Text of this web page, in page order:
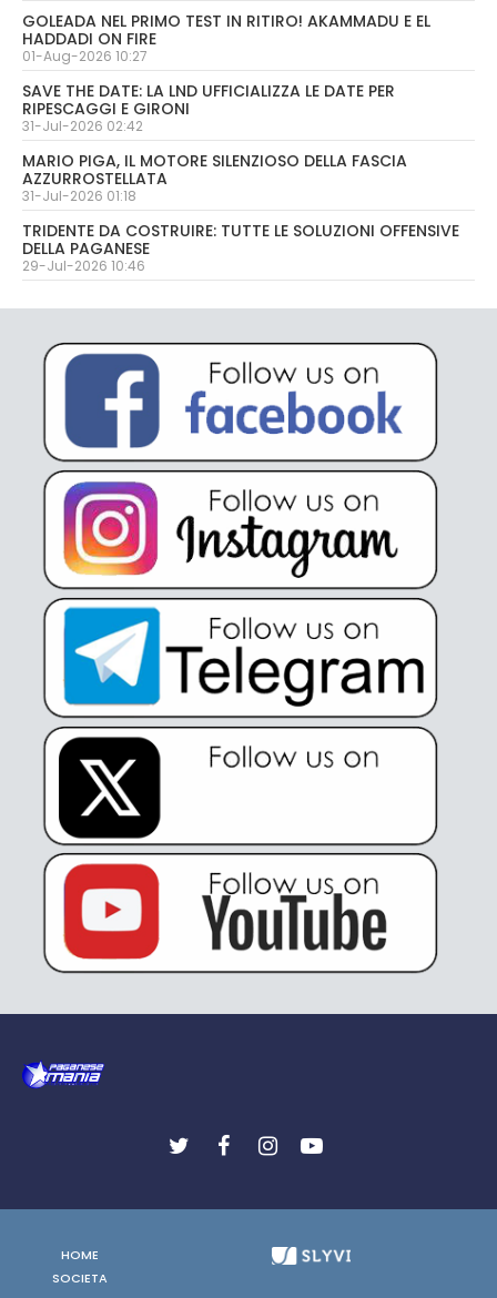
GOLEADA NEL PRIMO TEST IN RITIRO! AKAMMADU E EL
HADDADI ON FIRE
01-Aug-2026 10:27
SAVE THE DATE: LA LND UFFICIALIZZA LE DATE PER
RIPESCAGGI E GIRONI
31-Jul-2026 02:42
MARIO PIGA, IL MOTORE SILENZIOSO DELLA FASCIA
AZZURROSTELLATA
31-Jul-2026 01:18
TRIDENTE DA COSTRUIRE: TUTTE LE SOLUZIONI OFFENSIVE
DELLA PAGANESE
29-Jul-2026 10:46
HOME
SOCIETA